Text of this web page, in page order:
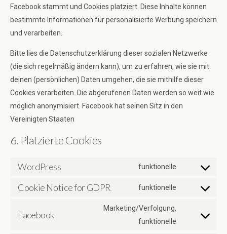
Facebook stammt und Cookies platziert. Diese Inhalte können
bestimmte Informationen für personalisierte Werbung speichern
und verarbeiten.
Bitte lies die Datenschutzerklärung dieser sozialen Netzwerke
(die sich regelmäßig ändern kann), um zu erfahren, wie sie mit
deinen (persönlichen) Daten umgehen, die sie mithilfe dieser
Cookies verarbeiten. Die abgerufenen Daten werden so weit wie
möglich anonymisiert. Facebook hat seinen Sitz in den
Vereinigten Staaten
6. Platzierte Cookies
WordPress funktionelle
Consent
wordpress
Cookie Notice for GDPR funktionelle
Consent
service
Facebook
Marketing/Verfolgung,
funktionelle
Consent